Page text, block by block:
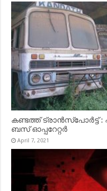
കണ്ടത്ത് ട്രാൻസ്‌പോർട്ട് :
ബസ് ഓപ്പറേറ്റർ
April 7, 2021